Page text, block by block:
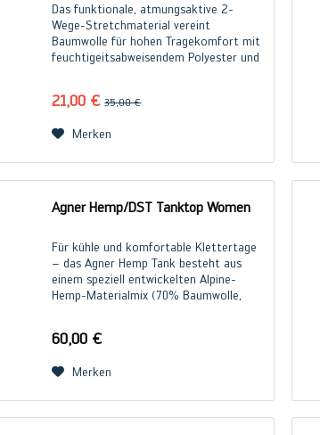
Das funktionale, atmungsaktive 2-
Wege-Stretchmaterial vereint
Baumwolle für hohen Tragekomfort mit
feuchtigeitsabweisendem Polyester und
schnelltrocknend.
21,00 € 35,00 €
Merken
Agner Hemp/DST Tanktop Women
Für kühle und komfortable Klettertage
– das Agner Hemp Tank besteht aus
einem speziell entwickelten Alpine-
Hemp-Materialmix (70% Baumwolle,
und...
60,00 €
Merken